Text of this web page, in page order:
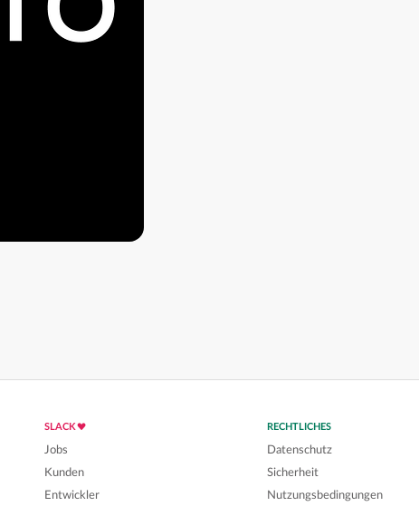
SLACK
Jobs
Kunden
Entwickler
RECHTLICHES
Datenschutz
Sicherheit
Nutzungsbedingungen